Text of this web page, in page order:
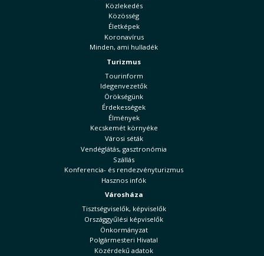
Közlekedés
Közösség
Életképek
Koronavírus
Minden, ami hulladék
Turizmus
Tourinform
Idegenvezetők
Örökségünk
Érdekességek
Élmények
Kecskemét környéke
Városi séták
Vendéglátás, gasztronómia
Szállás
Konferencia- és rendezvényturizmus
Hasznos infók
Városháza
Tisztségviselők, képviselők
Országgyűlési képviselők
Önkormányzat
Polgármesteri Hivatal
Közérdekű adatok